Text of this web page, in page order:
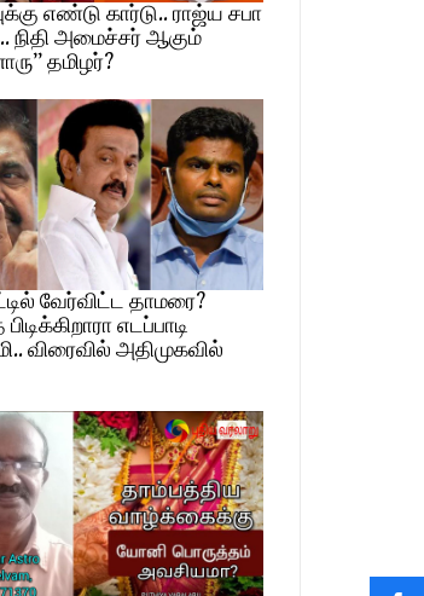
எண்டு கார்டு.. ராஜ்ய சபா
நிதி அமைச்சர் ஆகும்
தமிழர்?
வேர்விட்ட தாமரை?
எடப்பாடி
விரைவில் அதிமுகவில்